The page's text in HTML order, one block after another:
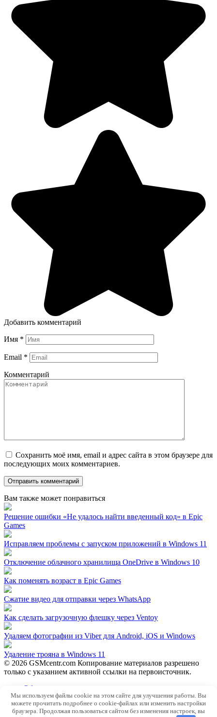
Добавить комментарий
Имя *
Email *
Комментарий
Сохранить моё имя, email и адрес сайта в этом браузере для
последующих моих комментариев.
Вам также может понравиться
Решение ошибки «Не удалось найти введенный код» в Epic
Games
Исправляем проблемы с запуском приложений в Windows 11
Отключение облачного хранилища OneDrive в Windows 10
Как поменять возраст в Epic Games
Сжатие видео для отправки через WhatsApp
Как сделать загрузочную флешку через Ventoy
Удаляем фотографии из Viber для Android, iOS и Windows
Удаление трояна в Windows 11
© 2026 GSMcentr.com Копирование материалов разрешено
только с указанием активной ссылки на первоисточник.
Обратная связь
Политика конфиденциальности
Пользовательское соглашение
Мы используем файлы cookie на этом сайте для улучшения работы. Вы
можете прочитать подробнее о cookie-файлах или изменить настройки
браузера. Продолжая пользоваться сайтом без изменения настроек, вы